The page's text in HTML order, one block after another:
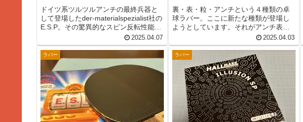
ドイツ系ツルツルアンチの最終兵器と
して登場したder-materialspezialist社の
E.S.P。その驚異的なスピン反転性能
は、でもお伝えした通り。でもマテリ
アルスペシャリスト社の野望はこれで
終わりではありませんでした。E.S.P
に...
2025.04.07
裏・表・粒・アンチという４種類の卓
球ラバー。ここに新たな種類が登場し
ようとしています。それがアンチ表と
いう新ジャンル。かつて一世を風靡
し、現在は禁止ラバーにまでなってし
まった「アンチ粒」を彷彿とさせる呼
び名なだけに、変化系ラバーユーザー
は期...
2025.04.03
ラバー ラバー